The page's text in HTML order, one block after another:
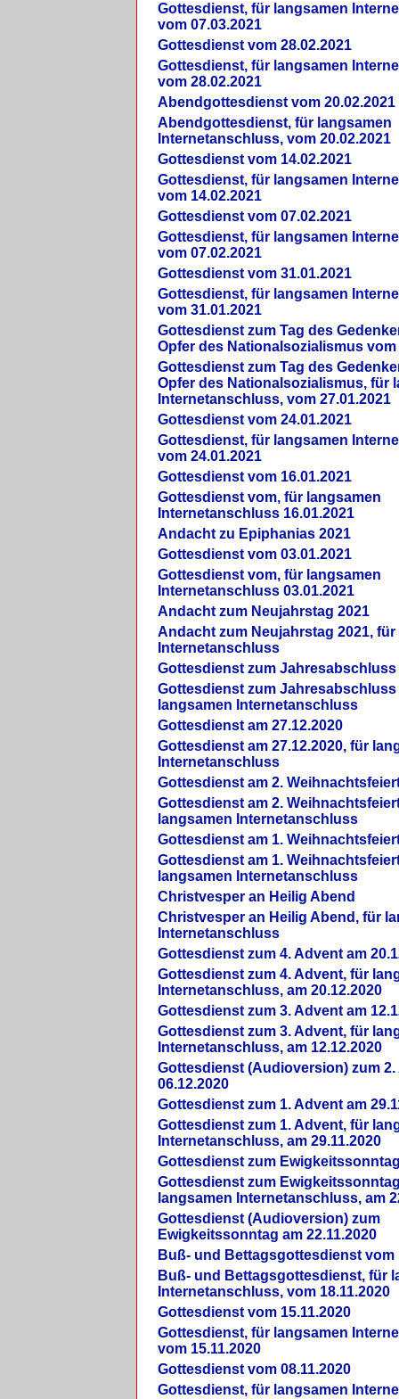
Gottesdienst, für langsamen
vom 07.03.2021
Gottesdienst vom 28.02.2021
Gottesdienst, für langsamen
vom 28.02.2021
Abendgottesdienst vom 20.02.2021
Abendgottesdienst, für langsamen
Internetanschluss, vom 20.02.2021
Gottesdienst vom 14.02.2021
Gottesdienst, für langsamen
vom 14.02.2021
Gottesdienst vom 07.02.2021
Gottesdienst, für langsamen
vom 07.02.2021
Gottesdienst vom 31.01.2021
Gottesdienst, für langsamen
vom 31.01.2021
Gottesdienst zum Tag des
Opfer des Nationalsozialismus vom
Gottesdienst zum Tag des
Opfer des Nationalsozialismus, für
Internetanschluss, vom 27.01.2021
Gottesdienst vom 24.01.2021
Gottesdienst, für langsamen
vom 24.01.2021
Gottesdienst vom 16.01.2021
Gottesdienst vom, für langsamen
Internetanschluss 16.01.2021
Andacht zu Epiphanias 2021
Gottesdienst vom 03.01.2021
Gottesdienst vom, für langsamen
Internetanschluss 03.01.2021
Andacht zum Neujahrstag 2021
Andacht zum Neujahrstag 2021,
Internetanschluss
Gottesdienst zum Jahresabschluss
Gottesdienst zum Jahresabschluss
langsamen Internetanschluss
Gottesdienst am 27.12.2020
Gottesdienst am 27.12.2020, für
Internetanschluss
Gottesdienst am 2.
Gottesdienst am 2.
langsamen Internetanschluss
Gottesdienst am 1.
Gottesdienst am 1.
langsamen Internetanschluss
Christvesper an Heilig Abend
Christvesper an Heilig Abend, für
Internetanschluss
Gottesdienst zum 4. Advent am
Gottesdienst zum 4. Advent, für
Internetanschluss, am 20.12.2020
Gottesdienst zum 3. Advent am
Gottesdienst zum 3. Advent, für
Internetanschluss, am 12.12.2020
Gottesdienst (Audioversion) zum 2.
06.12.2020
Gottesdienst zum 1. Advent am
Gottesdienst zum 1. Advent, für
Internetanschluss, am 29.11.2020
Gottesdienst zum
Gottesdienst zum
langsamen Internetanschluss, am
Gottesdienst (Audioversion) zum
Ewigkeitssonntag am 22.11.2020
Buß- und Bettagsgottesdienst vom
Buß- und Bettagsgottesdienst, für
Internetanschluss, vom 18.11.2020
Gottesdienst vom 15.11.2020
Gottesdienst, für langsamen
vom 15.11.2020
Gottesdienst vom 08.11.2020
Gottesdienst, für langsamen